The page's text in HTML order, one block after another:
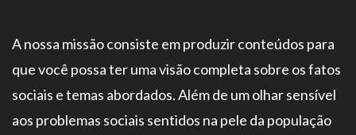
A nossa missão consiste em produzir conteúdos para
que você possa ter uma visão completa sobre os fatos
sociais e temas abordados. Além de um olhar sensível
aos problemas sociais sentidos na pele da população